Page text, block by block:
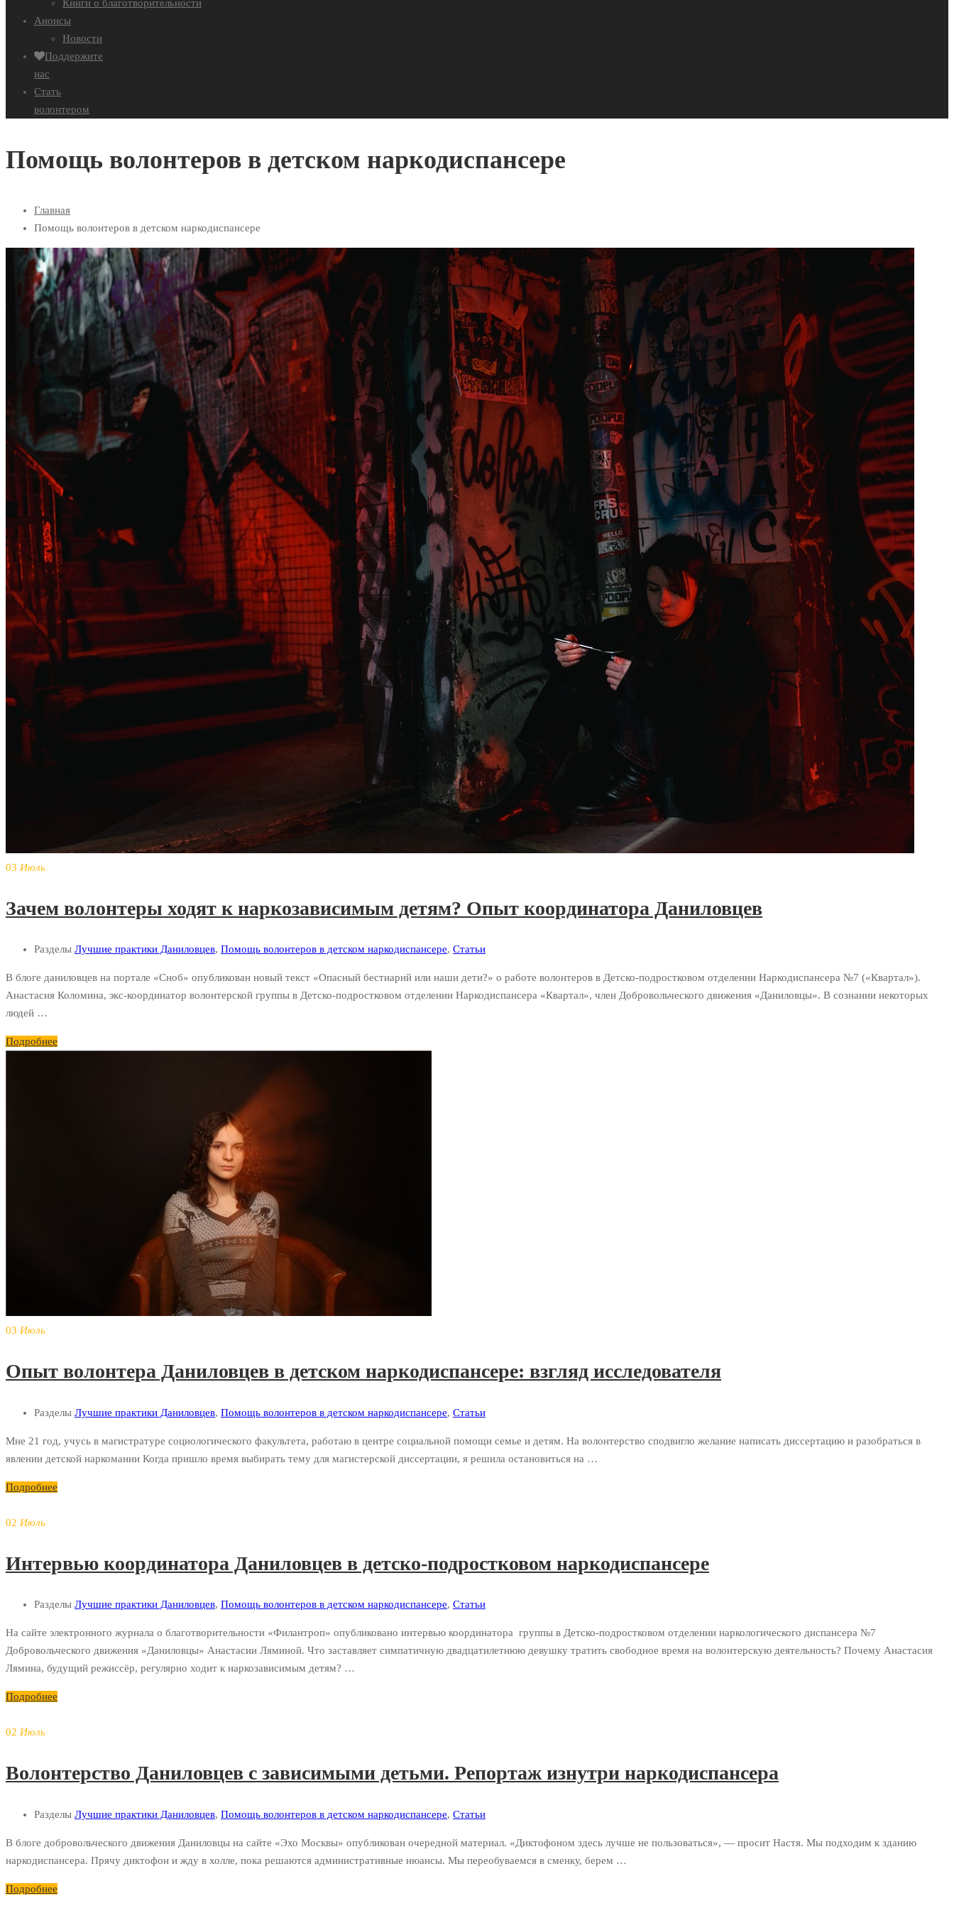
Книги о благотворительности
Анонсы
Новости
Поддержите
нас
Стать
волонтером
Помощь волонтеров в детском наркодиспансере
Главная
Помощь волонтеров в детском наркодиспансере
03 Июль
Зачем волонтеры ходят к наркозависимым детям? Опыт координатора Даниловцев
Разделы Лучшие практики Даниловцев, Помощь волонтеров в детском наркодиспансере, Статьи
В блоге даниловцев на портале «Сноб» опубликован новый текст «Опасный бестиарий или наши дети?» о работе волонтеров в Детско-подростковом отделении Наркодиспансера №7 («Квартал»).
Анастасия Коломина, экс-координатор волонтерской группы в Детско-подростковом отделении Наркодиспансера «Квартал», член Добровольческого движения «Даниловцы». В сознании некоторых
людей …
Подробнее
03 Июль
Опыт волонтера Даниловцев в детском наркодиспансере: взгляд исследователя
Разделы Лучшие практики Даниловцев, Помощь волонтеров в детском наркодиспансере, Статьи
Мне 21 год, учусь в магистратуре социологического факультета, работаю в центре социальной помощи семье и детям. На волонтерство сподвигло желание написать диссертацию и разобраться в
явлении детской наркомании Когда пришло время выбирать тему для магистерской диссертации, я решила остановиться на …
Подробнее
02 Июль
Интервью координатора Даниловцев в детско-подростковом наркодиспансере
Разделы Лучшие практики Даниловцев, Помощь волонтеров в детском наркодиспансере, Статьи
На сайте электронного журнала о благотворительности «Филантроп» опубликовано интервью координатора группы в Детско-подростковом отделении наркологического диспансера №7
Добровольческого движения «Даниловцы» Анастасии Ляминой. Что заставляет симпатичную двадцатилетнюю девушку тратить свободное время на волонтерскую деятельность? Почему Анастасия
Лямина, будущий режиссёр, регулярно ходит к наркозависимым детям? …
Подробнее
02 Июль
Волонтерство Даниловцев с зависимыми детьми. Репортаж изнутри наркодиспансера
Разделы Лучшие практики Даниловцев, Помощь волонтеров в детском наркодиспансере, Статьи
В блоге добровольческого движения Даниловцы на сайте «Эхо Москвы» опубликован очередной материал. «Диктофоном здесь лучше не пользоваться», — просит Настя. Мы подходим к зданию
наркодиспансера. Прячу диктофон и жду в холле, пока решаются административные нюансы. Мы переобуваемся в сменку, берем …
Подробнее